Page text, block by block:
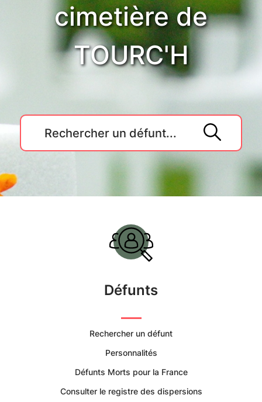
cimetière de
TOURC'H
Accueil
du
Commune
de
Tourc'h
-
Défunts
Rechercher un défunt
Personnalités
Défunts Morts pour la France
Consulter le registre des dispersions